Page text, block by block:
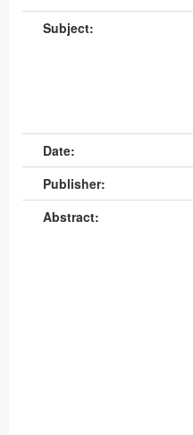
Subject:
Date:
Publisher:
Abstract: